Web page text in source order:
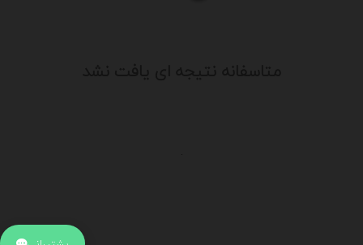
جهت ارتباط با پشتیبانی بر روی آیکن کنار صفحه سایت
.